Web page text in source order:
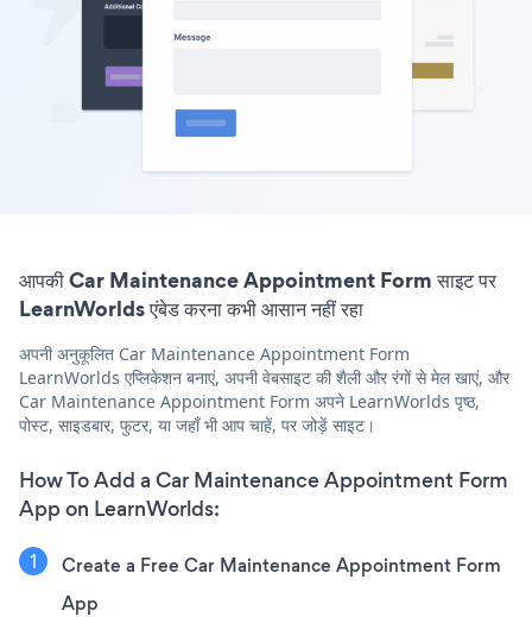
आपकी Car Maintenance Appointment Form साइट पर
LearnWorlds एंबेड करना कभी आसान नहीं रहा
अपनी अनुकूलित Car Maintenance Appointment Form
LearnWorlds एप्लिकेशन बनाएं, अपनी वेबसाइट की शैली और रंगों से मेल खाएं, और
Car Maintenance Appointment Form अपने LearnWorlds पृष्ठ,
पोस्ट, साइडबार, फुटर, या जहाँ भी आप चाहें, पर जोड़ें साइट।
How To Add a Car Maintenance Appointment Form
App on LearnWorlds:
Create a Free Car Maintenance Appointment Form
App